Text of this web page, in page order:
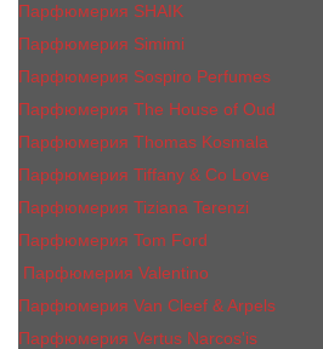
Парфюмерия SHAIK
Парфюмерия Simimi
Парфюмерия Sospiro Perfumes
Парфюмерия The House of Oud
Парфюмерия Thomas Kosmala
Парфюмерия Tiffany & Co Love
Парфюмерия Tiziana Terenzi
Парфюмерия Tom Ford
Парфюмерия Valentino
Парфюмерия Van Cleef & Arpels
Парфюмерия Vertus Narcos'is